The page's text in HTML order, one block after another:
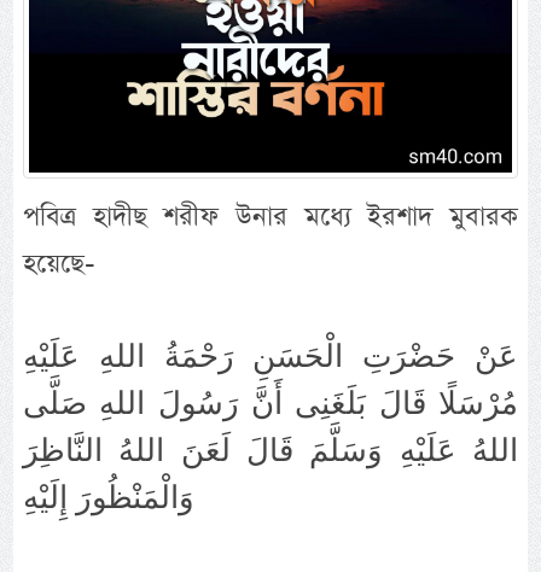
পবিত্র হাদীছ শরীফ উনার মধ্যে ইরশাদ মুবারক
হয়েছে-
عَنْ حَضْرَتِ الْحَسَنِ رَحْمَةُ اللهِ عَلَيْهِ
مُرْسَلًا قَالَ بَلَغَنِى أَنَّ رَسُولَ اللهِ صَلَّى
اللهُ عَلَيْهِ وَسَلَّمَ قَالَ لَعَنَ اللهُ النَّاظِرَ
وَالْمَنْظُورَ إِلَيْهِ